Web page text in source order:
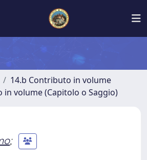
14.b Contributo in volume
in volume (Capitolo o Saggio)
;